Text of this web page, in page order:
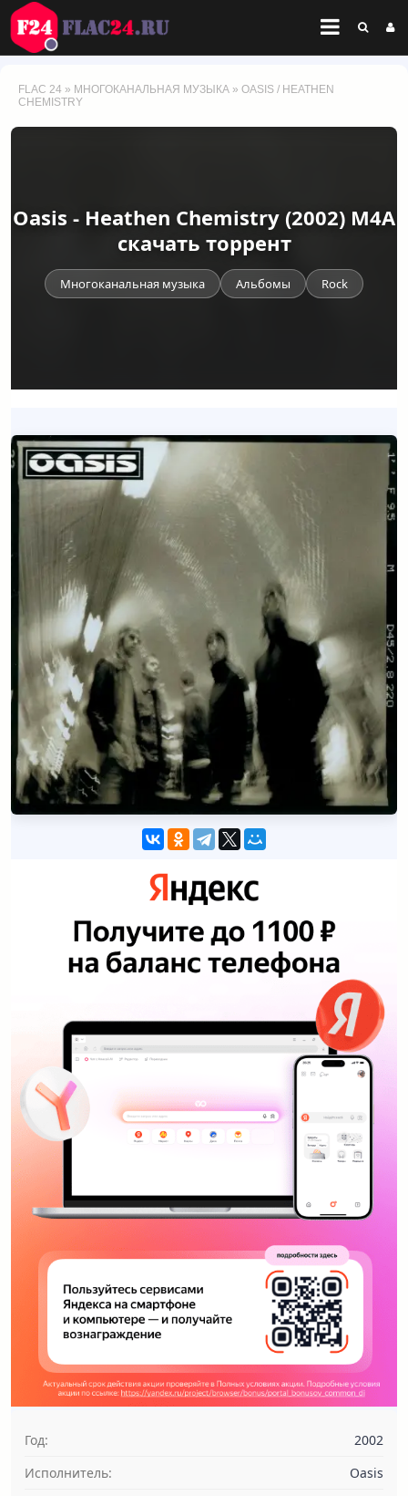
FLAC 24 » МНОГОКАНАЛЬНАЯ МУЗЫКА » OASIS / HEATHEN
CHEMISTRY
Oasis - Heathen Chemistry (2002) M4A
скачать торрент
Многоканальная музыка Альбомы Rock
Год:
2002
Исполнитель:
Oasis